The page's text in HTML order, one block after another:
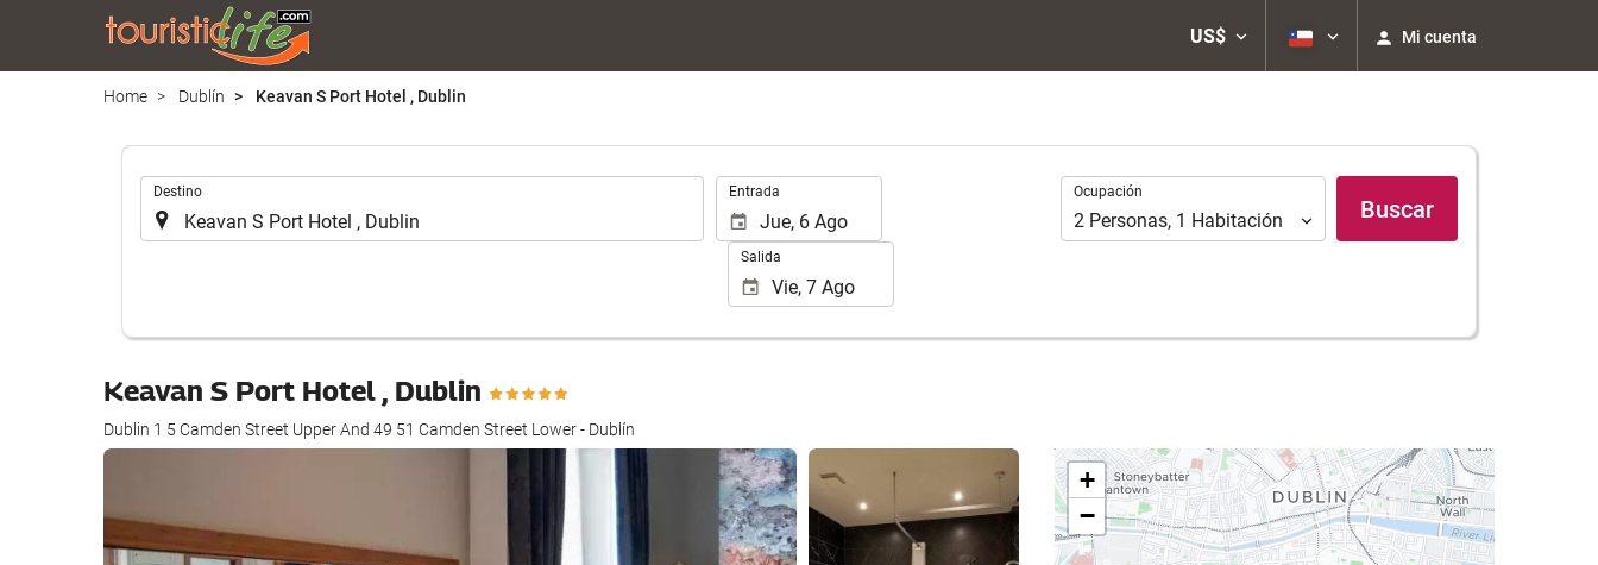
US$ Mi cuenta
Home Dublín Keavan S Port Hotel , Dublin
Destino Entrada
Salida
Ocupación
Ocupación
2 Personas, 1 Habitación Buscar
Keavan S Port Hotel , Dublin
Dublin 1 5 Camden Street Upper And 49 51 Camden Street Lower - Dublín
+
−